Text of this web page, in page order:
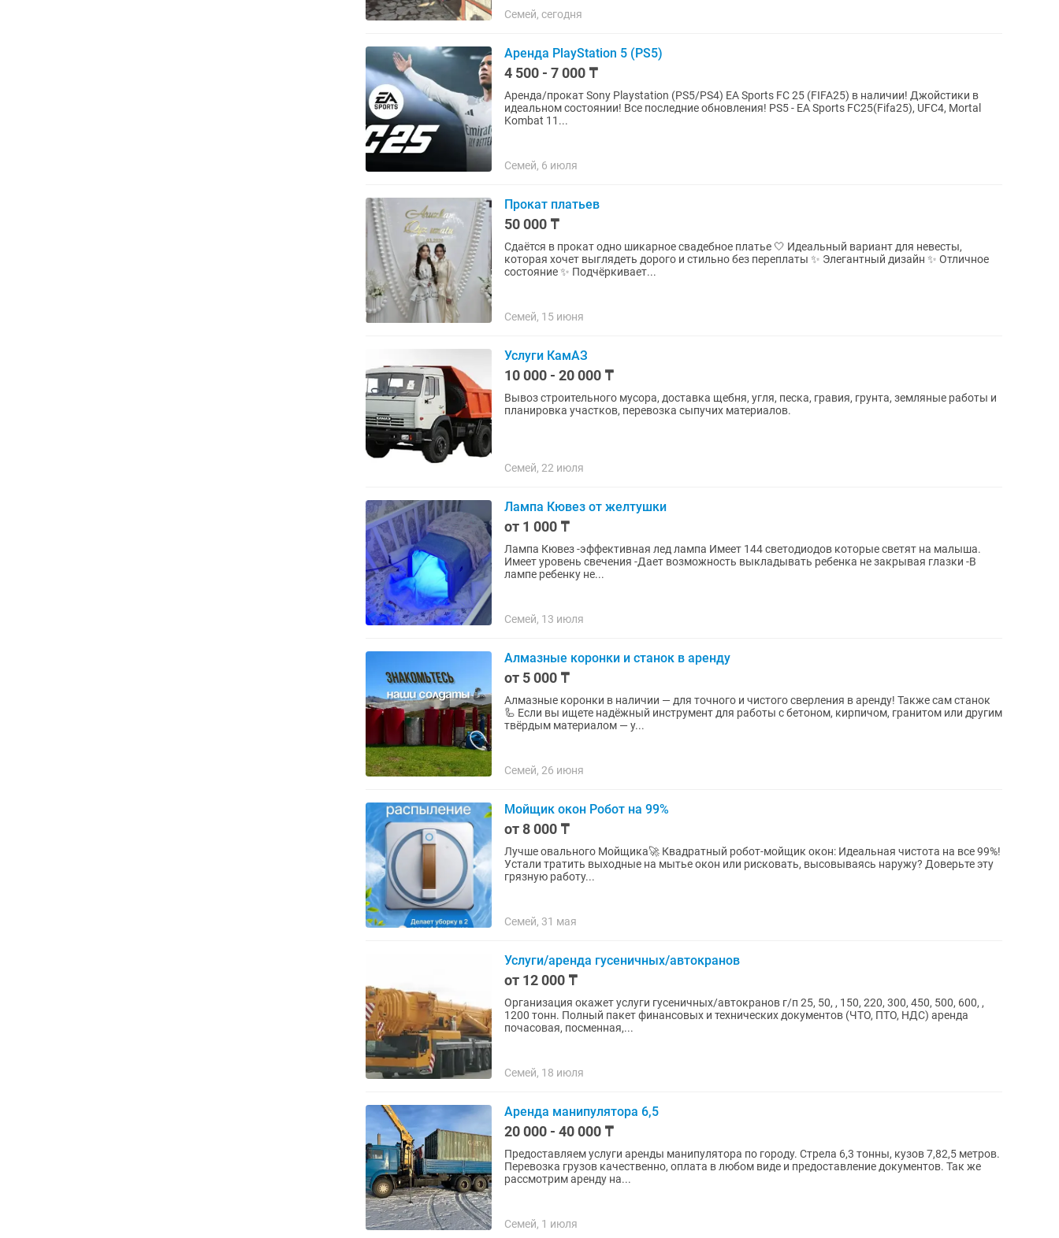
Семей, сегодня
Аренда PlayStation 5 (PS5)
4 500 - 7 000 ₸
Аренда/прокат Sony Playstation (PS5/PS4) EA Sports FC 25 (FIFA25) в наличии! Джойстики в
идеальном состоянии! Все последние обновления! PS5 - EA Sports FC25(Fifa25), UFC4, Mortal
Kombat 11...
Семей, 6 июля
Прокат платьев
50 000 ₸
Сдаётся в прокат одно шикарное свадебное платье 🤍 Идеальный вариант для невесты,
которая хочет выглядеть дорого и стильно без переплаты ✨ Элегантный дизайн ✨ Отличное
состояние ✨ Подчёркивает...
Семей, 15 июня
Услуги КамАЗ
10 000 - 20 000 ₸
Вывоз строительного мусора, доставка щебня, угля, песка, гравия, грунта, земляные работы и
планировка участков, перевозка сыпучих материалов.
Семей, 22 июля
Лампа Кювез от желтушки
от 1 000 ₸
Лампа Кювез -эффективная лед лампа Имеет 144 светодиодов которые светят на малыша.
Имеет уровень свечения -Дает возможность выкладывать ребенка не закрывая глазки -В
лампе ребенку не...
Семей, 13 июля
Алмазные коронки и станок в аренду
от 5 000 ₸
Алмазные коронки в наличии — для точного и чистого сверления в аренду! Также сам станок
🦾 Если вы ищете надёжный инструмент для работы с бетоном, кирпичом, гранитом или другим
твёрдым материалом — у...
Семей, 26 июня
Мойщик окон Робот на 99%
от 8 000 ₸
Лучше овального Мойщика🚀 Квадратный робот-мойщик окон: Идеальная чистота на все 99%!
Устали тратить выходные на мытье окон или рисковать, высовываясь наружу? Доверьте эту
грязную работу...
Семей, 31 мая
Услуги/аренда гусеничных/автокранов
от 12 000 ₸
Организация окажет услуги гусеничных/автокранов г/п 25, 50, , 150, 220, 300, 450, 500, 600, ,
1200 тонн. Полный пакет финансовых и технических документов (ЧТО, ПТО, НДС) аренда
почасовая, посменная,...
Семей, 18 июля
Аренда манипулятора 6,5
20 000 - 40 000 ₸
Предоставляем услуги аренды манипулятора по городу. Стрела 6,3 тонны, кузов 7,82,5 метров.
Перевозка грузов качественно, оплата в любом виде и предоставление документов. Так же
рассмотрим аренду на...
Семей, 1 июля